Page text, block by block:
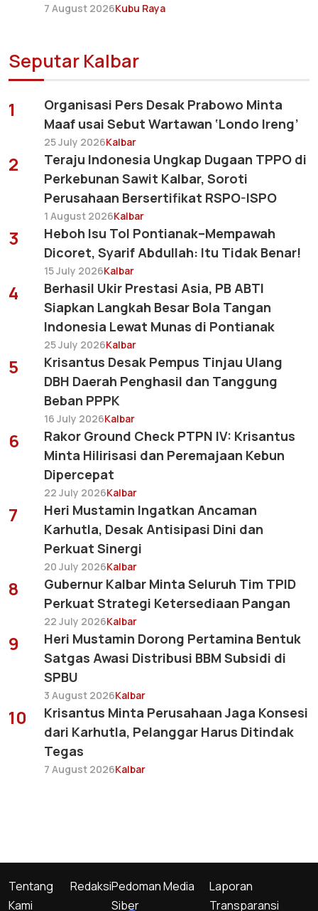
7 August 2026Kubu Raya
Seputar Kalbar
1
Organisasi Pers Desak Prabowo Minta
Maaf usai Sebut Wartawan ‘Londo Ireng’
25 July 2026Kalbar
2
Teraju Indonesia Ungkap Dugaan TPPO di
Perkebunan Sawit Kalbar, Soroti
Perusahaan Bersertifikat RSPO-ISPO
1 August 2026Kalbar
3
Heboh Isu Tol Pontianak–Mempawah
Dicoret, Syarif Abdullah: Itu Tidak Benar!
15 July 2026Kalbar
4
Berhasil Ukir Prestasi Asia, PB ABTI
Siapkan Langkah Besar Bola Tangan
Indonesia Lewat Munas di Pontianak
25 July 2026Kalbar
5
Krisantus Desak Pempus Tinjau Ulang
DBH Daerah Penghasil dan Tanggung
Beban PPPK
16 July 2026Kalbar
6
Rakor Ground Check PTPN IV: Krisantus
Minta Hilirisasi dan Peremajaan Kebun
Dipercepat
22 July 2026Kalbar
7
Heri Mustamin Ingatkan Ancaman
Karhutla, Desak Antisipasi Dini dan
Perkuat Sinergi
20 July 2026Kalbar
8
Gubernur Kalbar Minta Seluruh Tim TPID
Perkuat Strategi Ketersediaan Pangan
22 July 2026Kalbar
9
Heri Mustamin Dorong Pertamina Bentuk
Satgas Awasi Distribusi BBM Subsidi di
SPBU
3 August 2026Kalbar
10
Krisantus Minta Perusahaan Jaga Konsesi
dari Karhutla, Pelanggar Harus Ditindak
Tegas
7 August 2026Kalbar
Tentang
Kami
RedaksiPedoman Media
Siber
Laporan
Transparansi